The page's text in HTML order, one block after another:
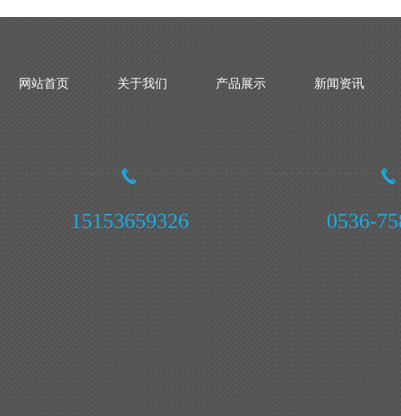
网站首页 关于我们 产品展示 新闻资讯
15153659326 0536-